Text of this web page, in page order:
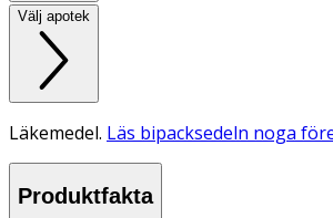
Välj apotek
Läkemedel. Läs bipacksedeln noga
Produktfakta